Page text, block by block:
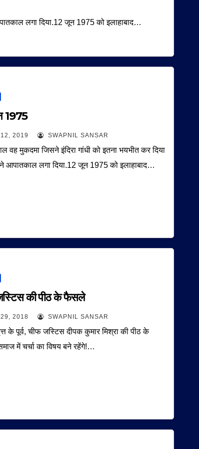
लगा दिया.12 जून 1975 को इलाहाबाद…
1975
2019 SWAPNIL SANSAR
वह मुकदमा जिसने इंदिरा गांधी को इतना भयभीत कर दिया
आपातकाल लगा दिया.12 जून 1975 को इलाहाबाद…
की पीठ के फैसले
2018 SWAPNIL SANSAR
के पूर्व, चीफ जस्टिस दीपक कुमार मिश्रा की पीठ के
में चर्चा का विषय बने रहेंगे!…